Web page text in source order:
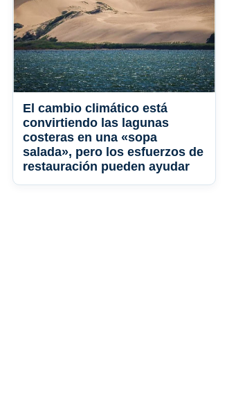
El cambio climático está
convirtiendo las lagunas
costeras en una «sopa
salada», pero los esfuerzos de
restauración pueden ayudar